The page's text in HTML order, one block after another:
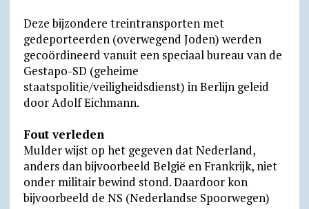
Deze bijzondere treintransporten met
gedeporteerden (overwegend Joden) werden
gecoördineerd vanuit een speciaal bureau van de
Gestapo-SD (geheime
staatspolitie/veiligheidsdienst) in Berlijn geleid
door Adolf Eichmann.
Fout verleden
Mulder wijst op het gegeven dat Nederland,
anders dan bijvoorbeeld België en Frankrijk, niet
onder militair bewind stond. Daardoor kon
bijvoorbeeld de NS (Nederlandse Spoorwegen)